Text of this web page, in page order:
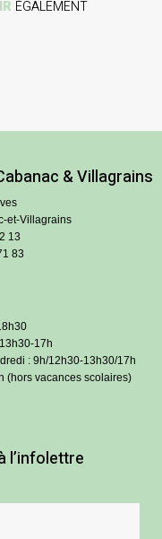
ÉGALEMENT
& Villagrains
et-Villagrains
13
83
17h
: 9h/12h30-13h30/17h
(hors vacances scolaires)
l’infolettre